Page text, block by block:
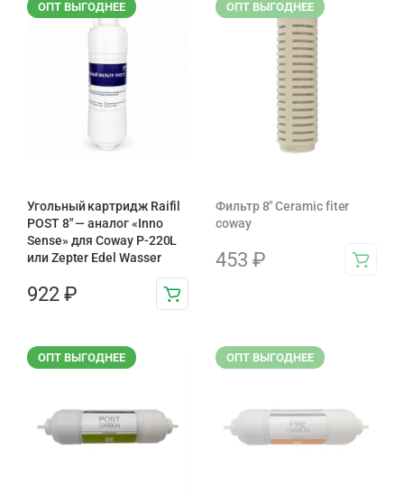
ОПТ ВЫГОДНЕЕ
Угольный картридж Raifil
POST 8″ — аналог «Inno
Sense» для Coway P-220L
или Zepter Edel Wasser
922 ₽
ОПТ ВЫГОДНЕЕ
Фильтр 8" Ceramic fiter
coway
453 ₽
ОПТ ВЫГОДНЕЕ ОПТ ВЫГОДНЕЕ